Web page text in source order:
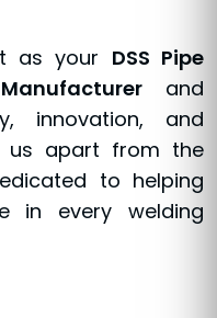
as your DSS Pipe
and
innovation, and
us apart from the
to helping
in every welding